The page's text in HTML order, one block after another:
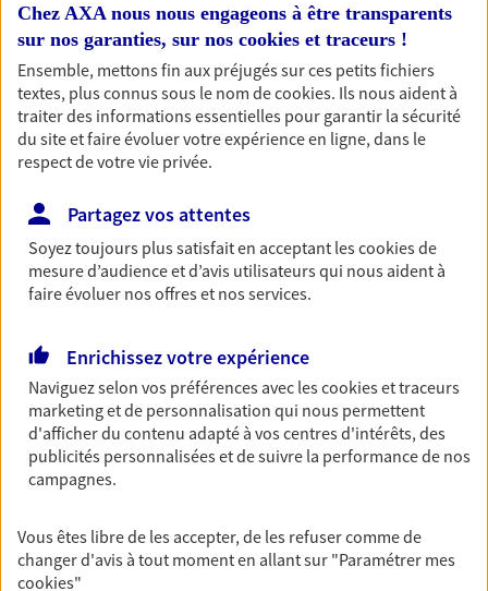
PRENDRE RENDEZ-VOUS
VOIR NOTRE SITE WEB
N° Orias * (orias.fr) : 23007240
Eirl Lenoir Stephanie
Agent Général d'assurance exclusif AXA
France
47 Rue Capitaine Dessemond, 13007 Marseille
Horaires :Ouvert
de 09:15 à 12:30puis de 15:00 à 18:00
04 91 52 07 27
PRENDRE RENDEZ-VOUS
Chez AXA nous nous engageons à être transparents
sur nos garanties, sur nos cookies et traceurs !
Ensemble, mettons fin aux préjugés sur ces petits fichiers
textes, plus connus sous le nom decookies. Ils nous aident à
traiter des informations essentielles pour garantir la sécurité
du site et faire évoluer votre expérience en ligne, dans le
respect de votre vie privée.
Partagez vos attentes
Soyez toujours plus satisfait en acceptant lescookiesde
mesure d’audience et d’avis utilisateurs qui nous aident à
faire évoluer nos offres et nos services.
Enrichissez votre expérience
Naviguez selon vos préférences avec lescookies et traceurs
marketing et de personnalisation qui nous permettent
d'afficher du contenu adapté à vos centres d'intérêts, des
publicités personnalisées et de suivre la performance de nos
campagnes.
Vous êtes libre de les accepter, de les refuser comme de
changer d'avis à tout moment en allant sur "Paramétrer mes
cookies"